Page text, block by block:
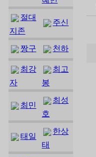
절대
지존
주신
짱구 천하
최강
자
최고
봉
최민
최성
호
태일
한상
태